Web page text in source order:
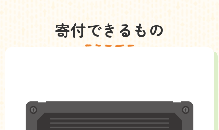
寄付できるもの